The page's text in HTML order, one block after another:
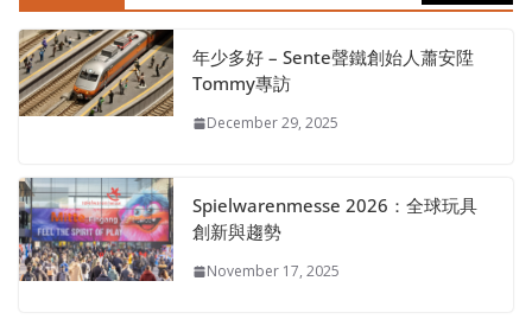
年少多好 – Sente聲鐵創始人蕭安陞
Tommy專訪
December 29, 2025
Spielwarenmesse 2026：全球玩具
創新與趨勢
November 17, 2025